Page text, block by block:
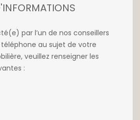
par l’un de nos conseillers
au sujet de votre
veuillez renseigner les
: